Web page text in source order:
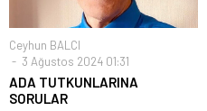
Ceyhun BALCI
3 Ağustos 2024 01:31
ADA TUTKUNLARINA
SORULAR